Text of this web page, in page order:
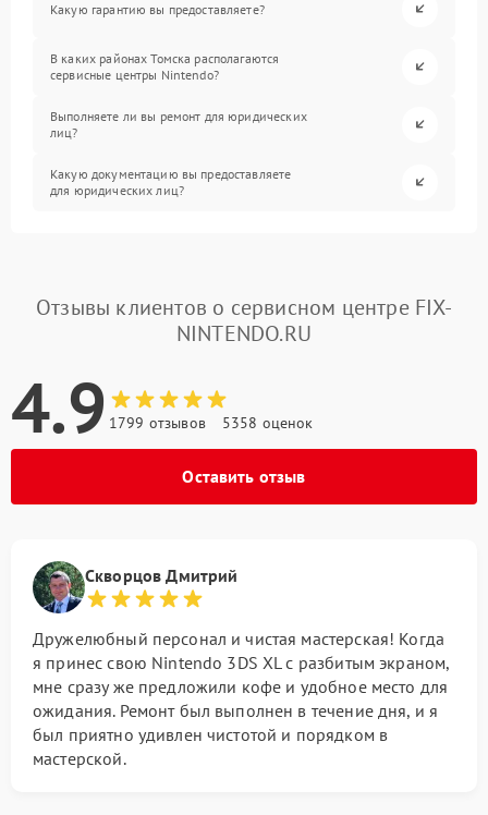
Какую гарантию вы предоставляете?
В каких районах Томска располагаются
сервисные центры Nintendo?
Выполняете ли вы ремонт для юридических
лиц?
Какую документацию вы предоставляете
для юридических лиц?
Отзывы клиентов о сервисном центре FIX-
NINTENDO.RU
4.9 1799 отзывов 5358 оценок
Оставить отзыв
Скворцов Дмитрий
Дружелюбный персонал и чистая мастерская! Когда
я принес свою Nintendo 3DS XL с разбитым экраном,
мне сразу же предложили кофе и удобное место для
ожидания. Ремонт был выполнен в течение дня, и я
был приятно удивлен чистотой и порядком в
мастерской.